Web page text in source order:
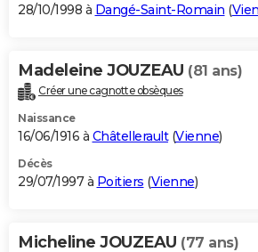
28/10/1998 à Dangé-Saint-Romain (
Madeleine JOUZEAU (81 ans)
Créer une cagnotte obsèques
Naissance
16/06/1916 à Châtellerault(Vienne)
Décès
29/07/1997 à Poitiers (Vienne)
Micheline JOUZEAU (77 ans)